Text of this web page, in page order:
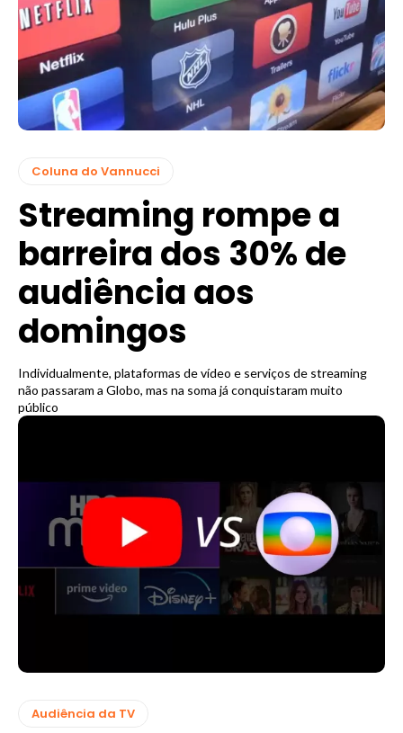
Coluna do Vannucci
Streaming rompe a
barreira dos 30% de
audiência aos
domingos
Individualmente, plataformas de vídeo e serviços de streaming
não passaram a Globo, mas na soma já conquistaram muito
público
Audiência da TV